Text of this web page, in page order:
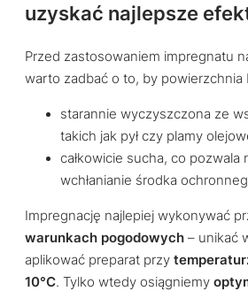
uzyskać najlepsze
Przed zastosowaniem impregnatu
warto zadbać o to, by powierzchnia
starannie wyczyszczona ze
takich jak pył czy plamy
całkowicie sucha, co pozwala
wchłanianie środka
Impregnację najlepiej wykonywać
warunkach pogodowych – unikać
aplikować preparat przy
10°C. Tylko wtedy osiągniemy